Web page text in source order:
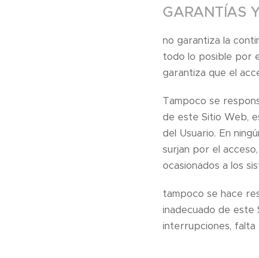
GARANTÍAS
no garantiza la
todo lo posible por
garantiza que el
Tampoco se
de este Sitio Web,
del Usuario. En
surjan por el
ocasionados a los
tampoco se hace
inadecuado de este
interrupciones, falta